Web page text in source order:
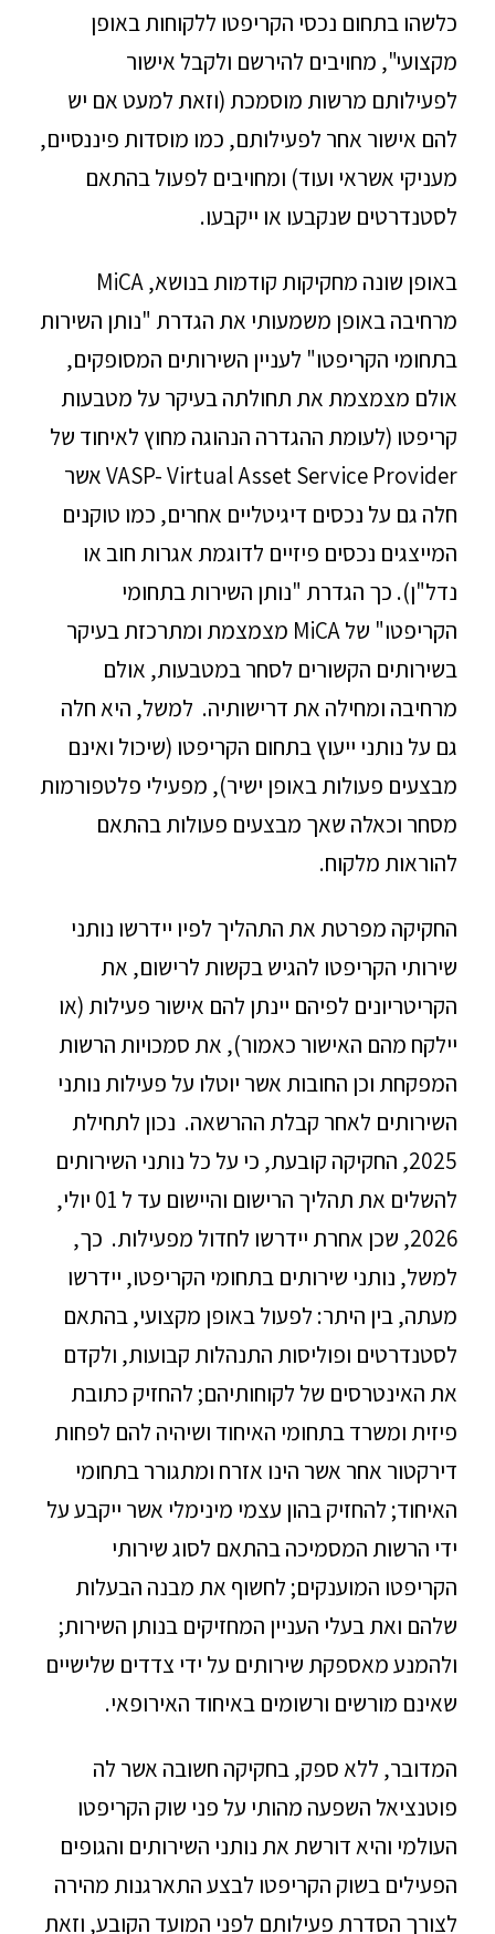
כלשהו בתחום נכסי הקריפטו ללקוחות באופן
מקצועי", מחויבים להירשם ולקבל אישור
לפעילותם מרשות מוסמכת (וזאת למעט אם יש
להם אישור אחר לפעילותם, כמו מוסדות פיננסיים,
מעניקי אשראי ועוד) ומחויבים לפעול בהתאם
לסטנדרטים שנקבעו או ייקבעו.
באופן שונה מחקיקות קודמות בנושא, MiCA
מרחיבה באופן משמעותי את הגדרת "נותן השירות
בתחומי הקריפטו" לעניין השירותים המסופקים,
אולם מצמצמת את תחולתה בעיקר על מטבעות
קריפטו (לעומת ההגדרה הנהוגה מחוץ לאיחוד של
VASP- Virtual Asset Service Provider אשר
חלה גם על נכסים דיגיטליים אחרים, כמו טוקנים
המייצגים נכסים פיזיים לדוגמת אגרות חוב או
נדל"ן). כך הגדרת "נותן השירות בתחומי
הקריפטו" של MiCA מצמצמת ומתרכזת בעיקר
בשירותים הקשורים לסחר במטבעות, אולם
מרחיבה ומחילה את דרישותיה. למשל, היא חלה
גם על נותני ייעוץ בתחום הקריפטו (שיכול ואינם
מבצעים פעולות באופן ישיר), מפעילי פלטפורמות
מסחר וכאלה שאך מבצעים פעולות בהתאם
להוראות מלקוח.
החקיקה מפרטת את התהליך לפיו יידרשו נותני
שירותי הקריפטו להגיש בקשות לרישום, את
הקריטריונים לפיהם יינתן להם אישור פעילות (או
יילקח מהם האישור כאמור), את סמכויות הרשות
המפקחת וכן החובות אשר יוטלו על פעילות נותני
השירותים לאחר קבלת ההרשאה. נכון לתחילת
2025, החקיקה קובעת, כי על כל נותני השירותים
להשלים את תהליך הרישום והיישום עד ל 01 יולי,
2026, שכן אחרת יידרשו לחדול מפעילות. כך,
למשל, נותני שירותים בתחומי הקריפטו, יידרשו
מעתה, בין היתר: לפעול באופן מקצועי, בהתאם
לסטנדרטים ופוליסות התנהלות קבועות, ולקדם
את האינטרסים של לקוחותיהם; להחזיק כתובת
פיזית ומשרד בתחומי האיחוד ושיהיה להם לפחות
דירקטור אחר אשר הינו אזרח ומתגורר בתחומי
האיחוד; להחזיק בהון עצמי מינימלי אשר ייקבע על
ידי הרשות המסמיכה בהתאם לסוג שירותי
הקריפטו המוענקים; לחשוף את מבנה הבעלות
שלהם ואת בעלי העניין המחזיקים בנותן השירות;
ולהמנע מאספקת שירותים על ידי צדדים שלישיים
שאינם מורשים ורשומים באיחוד האירופאי.
המדובר, ללא ספק, בחקיקה חשובה אשר לה
פוטנציאל השפעה מהותי על פני שוק הקריפטו
העולמי והיא דורשת את נותני השירותים והגופים
הפעילים בשוק הקריפטו לבצע התארגנות מהירה
לצורך הסדרת פעילותם לפני המועד הקובע, וזאת